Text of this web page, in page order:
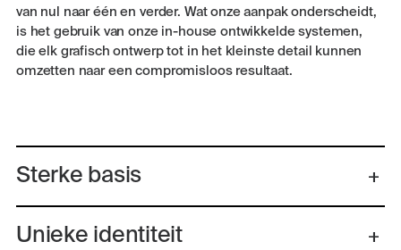
van nul naar één en verder. Wat onze aanpak onderscheidt,
is het gebruik van onze in-house ontwikkelde systemen,
die elk grafisch ontwerp tot in het kleinste detail kunnen
omzetten naar een compromisloos resultaat.
Sterke basis
Unieke identiteit